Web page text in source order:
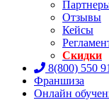
Отзывы
Кейсы
Скидки
8(800) 550
Франшиза
Онлайн